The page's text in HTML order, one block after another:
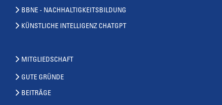
BBNE - NACHHALTIGKEITSBILDUNG
KÜNSTLICHE INTELLIGENZ CHATGPT
MITGLIEDSCHAFT
GUTE GRÜNDE
BEITRÄGE